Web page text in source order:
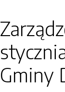
Gminy